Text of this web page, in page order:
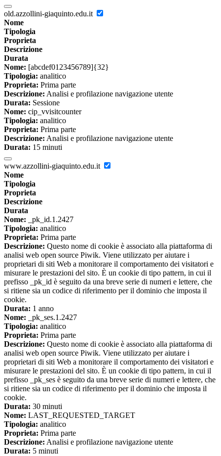
old.azzollini-giaquinto.edu.it
Nome
Tipologia
Proprieta
Descrizione
Durata
Nome: [abcdef0123456789]{32}
Tipologia: analitico
Proprieta: Prima parte
Descrizione: Analisi e profilazione navigazione utente
Durata: Sessione
Nome: cip_vvisitcounter
Tipologia: analitico
Proprieta: Prima parte
Descrizione: Analisi e profilazione navigazione utente
Durata: 15 minuti
www.azzollini-giaquinto.edu.it
Nome
Tipologia
Proprieta
Descrizione
Durata
Nome: _pk_id.1.2427
Tipologia: analitico
Proprieta: Prima parte
Descrizione: Questo nome di cookie è associato alla piattaforma di
analisi web open source Piwik. Viene utilizzato per aiutare i
proprietari di siti Web a monitorare il comportamento dei visitatori e
misurare le prestazioni del sito. È un cookie di tipo pattern, in cui il
prefisso _pk_id è seguito da una breve serie di numeri e lettere, che
si ritiene sia un codice di riferimento per il dominio che imposta il
cookie.
Durata: 1 anno
Nome: _pk_ses.1.2427
Tipologia: analitico
Proprieta: Prima parte
Descrizione: Questo nome di cookie è associato alla piattaforma di
analisi web open source Piwik. Viene utilizzato per aiutare i
proprietari di siti Web a monitorare il comportamento dei visitatori e
misurare le prestazioni del sito. È un cookie di tipo pattern, in cui il
prefisso _pk_ses è seguito da una breve serie di numeri e lettere, che
si ritiene sia un codice di riferimento per il dominio che imposta il
cookie.
Durata: 30 minuti
Nome: LAST_REQUESTED_TARGET
Tipologia: analitico
Proprieta: Prima parte
Descrizione: Analisi e profilazione navigazione utente
Durata: 5 minuti